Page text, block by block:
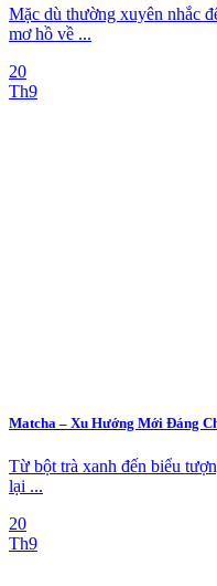
Mặc dù thường xuyên nhắc
mơ hồ về ...
20
Th9
Matcha – Xu Hướng Mới Đáng
Từ bột trà xanh đến biểu
lại ...
20
Th9